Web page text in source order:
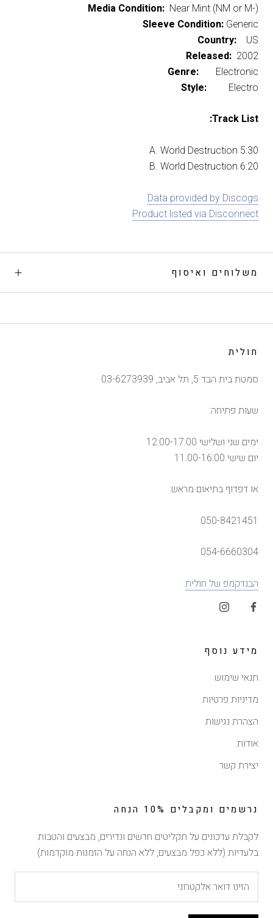
Media Condition: Near Mint (NM or M-)
Sleeve Condition: Generic
Country: US
Released: 2002
Genre: Electronic
Style: Electro
Track List:
A. World Destruction 5:30
B. World Destruction 6:20
Data provided by Discogs
Product listed via Disconnect
משלוחים ואיסוף
חולית
סמטת בית הבד 5, תל אביב, 03-6273939
שעות פתיחה:
ימים שני ושלישי 12:00-17:00
יום שישי 11:00-16:00
או דפדוף בתיאום מראש:
050-8421451
054-6660304
הבנדקמפ של חולית
מידע נוסף
תנאי שימוש
מדיניות פרטיות
הצהרת נגישות
אודות
יצירת קשר
נרשמים ומקבלים 10% הנחה
לקבלת עדכונים על תקליטים חדשים ונדירים, מבצעים והטבות
בלעדיות (ללא כפל מבצעים, ללא הנחה על הזמנות מוקדמות)